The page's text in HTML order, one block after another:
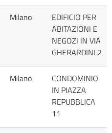
Milano
EDIFICIO PER
ABITAZIONI E
NEGOZI IN VIA
GHERARDINI 2
Milano
CONDOMINIO
IN PIAZZA
REPUBBLICA
11